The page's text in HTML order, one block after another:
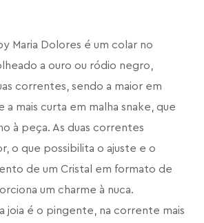
Maria Dolores é um colar no
a ouro ou ródio negro,
correntes, sendo a maior em
a mais curta em malha snake, que
à peça. As duas correntes
o que possibilita o ajuste e o
de um Cristal em formato de
um charme à nuca.
joia é o pingente, na corrente mais